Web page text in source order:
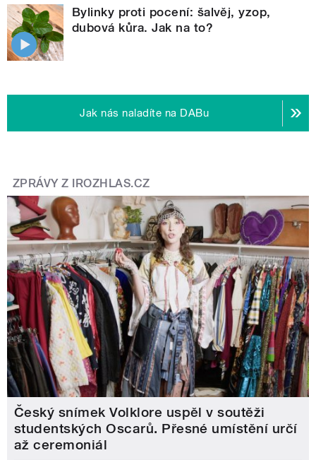
Bylinky proti pocení: šalvěj, yzop,
dubová kůra. Jak na to?
Jak nás naladíte na DABu
ZPRÁVY Z IROZHLAS.CZ
Český snímek Volklore uspěl v soutěži
studentských Oscarů. Přesné umístění určí
až ceremoniál